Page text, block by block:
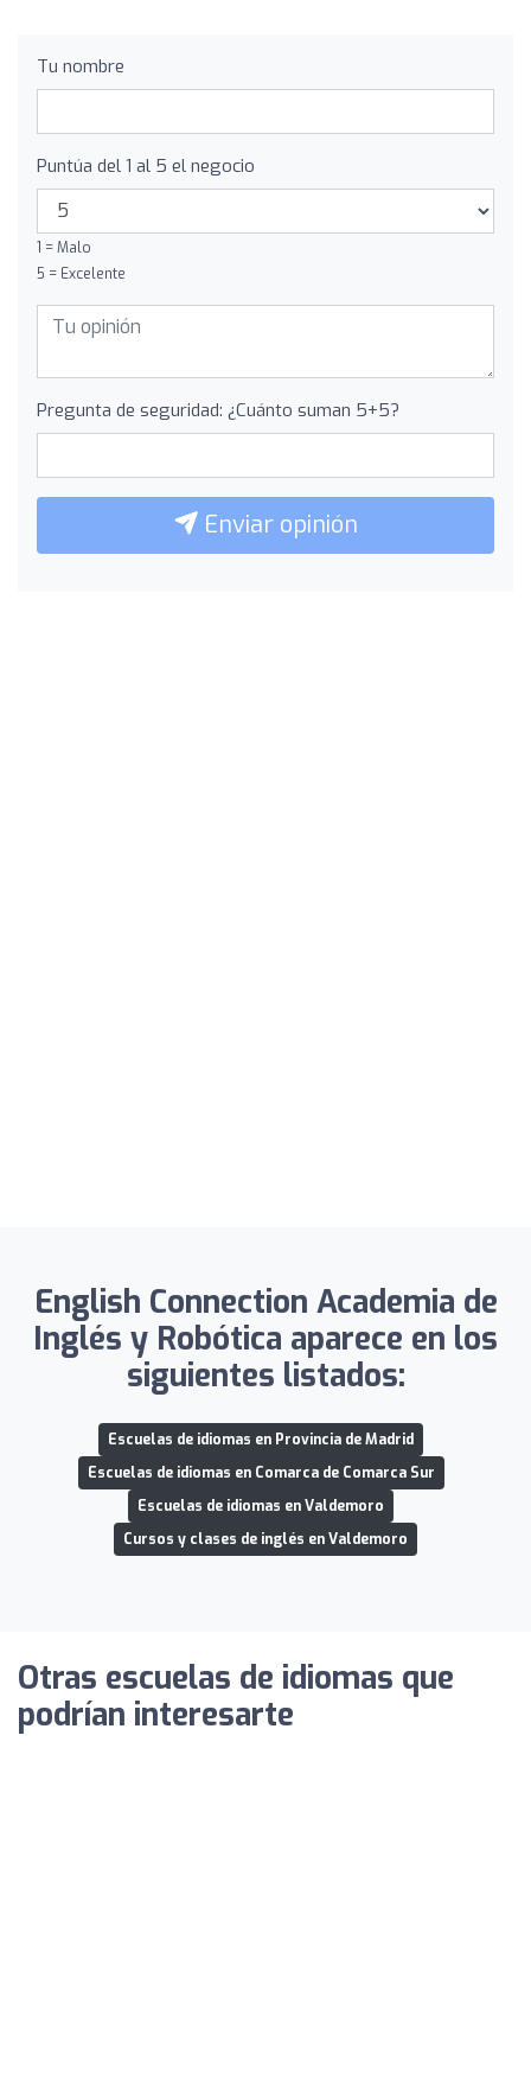
Tu nombre
Puntúa del 1 al 5 el negocio
1 = Malo
5 = Excelente
Pregunta de seguridad: ¿Cuánto suman 5+5?
Enviar opinión
English Connection Academia de
Inglés y Robótica aparece en los
siguientes listados:
Escuelas de idiomas en Provincia de Madrid
Escuelas de idiomas en Comarca de Comarca Sur
Escuelas de idiomas en Valdemoro
Cursos y clases de inglés en Valdemoro
Otras escuelas de idiomas que
podrían interesarte